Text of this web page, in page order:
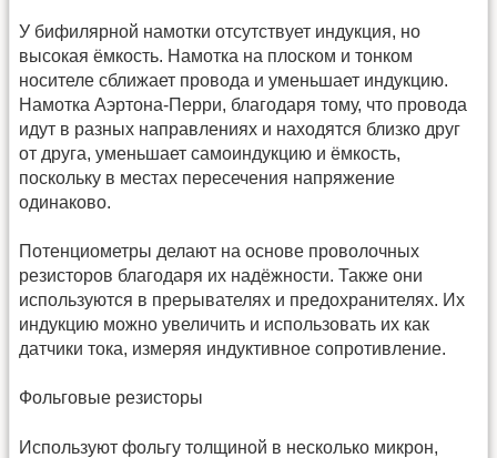
У бифилярной намотки отсутствует индукция, но
высокая ёмкость. Намотка на плоском и тонком
носителе сближает провода и уменьшает индукцию.
Намотка Аэртона-Перри, благодаря тому, что провода
идут в разных направлениях и находятся близко друг
от друга, уменьшает самоиндукцию и ёмкость,
поскольку в местах пересечения напряжение
одинаково.
Потенциометры делают на основе проволочных
резисторов благодаря их надёжности. Также они
используются в прерывателях и предохранителях. Их
индукцию можно увеличить и использовать их как
датчики тока, измеряя индуктивное сопротивление.
Фольговые резисторы
Используют фольгу толщиной в несколько микрон,